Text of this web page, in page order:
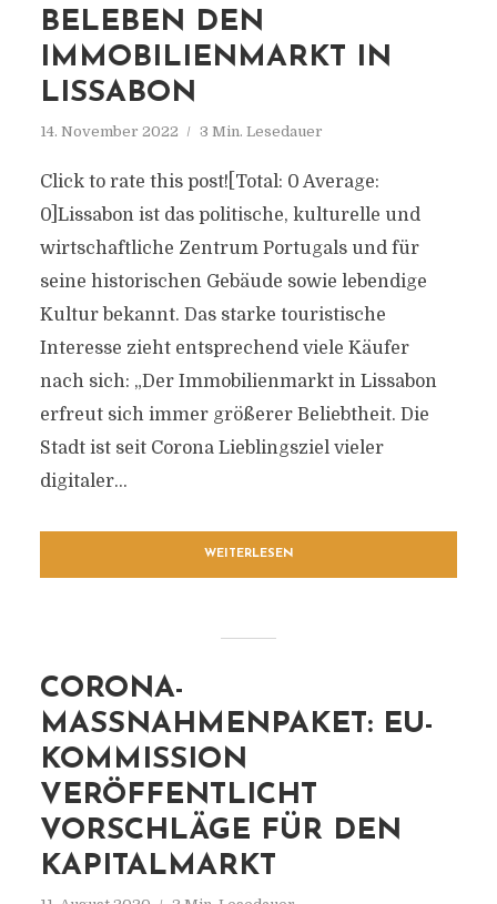
BELEBEN DEN
IMMOBILIENMARKT IN
LISSABON
14. November 2022 3 Min. Lesedauer
Click to rate this post![Total: 0 Average:
0]Lissabon ist das politische, kulturelle und
wirtschaftliche Zentrum Portugals und für
seine historischen Gebäude sowie lebendige
Kultur bekannt. Das starke touristische
Interesse zieht entsprechend viele Käufer
nach sich: „Der Immobilienmarkt in Lissabon
erfreut sich immer größerer Beliebtheit. Die
Stadt ist seit Corona Lieblingsziel vieler
digitaler...
WEITERLESEN
CORONA-
MASSNAHMENPAKET: EU-K
OMMISSION V
ERÖFFENTLICHT V
ORSCHLÄGE FÜR DEN K
APITALMARKT